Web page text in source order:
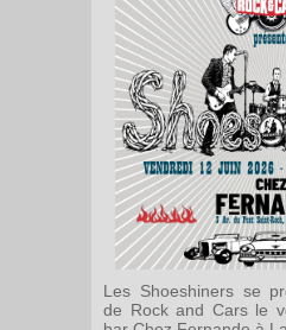
Les Shoeshiners se
de Rock and Cars le